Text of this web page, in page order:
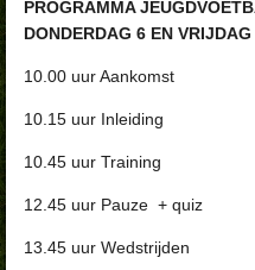
PROGRAMMA
DONDERDAG 6 EN
10.00 uur Aankomst
10.15 uur Inleiding
10.45 uur Training
12.45 uur Pauze + quiz
13.45 uur Wedstrijden